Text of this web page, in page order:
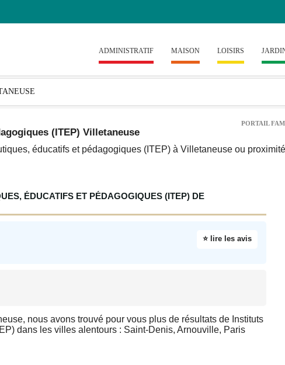
ADMINISTRATIF MAISON LOISIRS
PORTAIL
(ITEP) Villetaneuse
éducatifs et pédagogiques (ITEP) à Villetaneuse ou
ÉDUCATIFS ET PÉDAGOGIQUES (ITEP) DE
⭐ lire les avis
nous avons trouvé pour vous plus de résultats de Instituts
dans les villes alentours : Saint-Denis, Arnouville, Paris